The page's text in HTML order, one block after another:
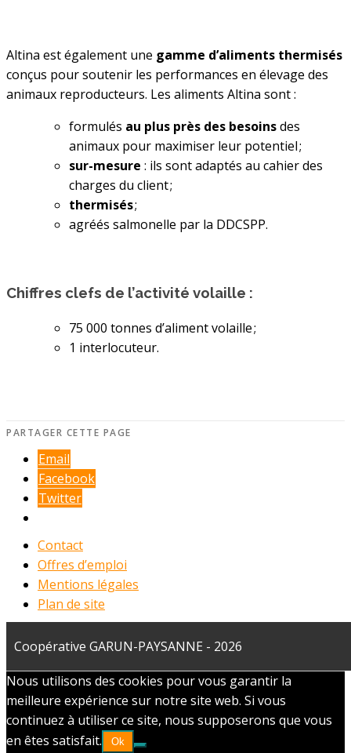
Altina est également une gamme d’aliments thermisés
conçus pour soutenir les performances en élevage des
animaux reproducteurs. Les aliments Altina sont :
formulés au plus près des besoinsdes
animaux pour maximiser leur potentiel ;
sur-mesure : ils sont adaptés au cahier des
charges du client ;
thermisés;
agréés salmonelle par la DDCSPP.
Chiffres clefs de l’activité volaille :
75 000 tonnes d’aliment volaille ;
1 interlocuteur.
PARTAGER CETTE PAGE
Email
Facebook
Twitter
Contact
Offres d’emploi
Mentions légales
Plan de site
Coopérative GARUN-PAYSANNE - 2026
Nous utilisons des cookies pour vous garantir la
meilleure expérience sur notre site web. Si vous
continuez à utiliser ce site, nous supposerons que vous
en êtes satisfait.
Ok